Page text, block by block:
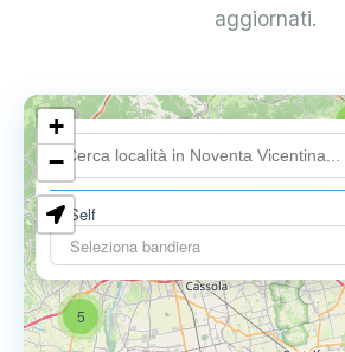
aggiornati.
Self
Seleziona bandiera
5
6
+
−